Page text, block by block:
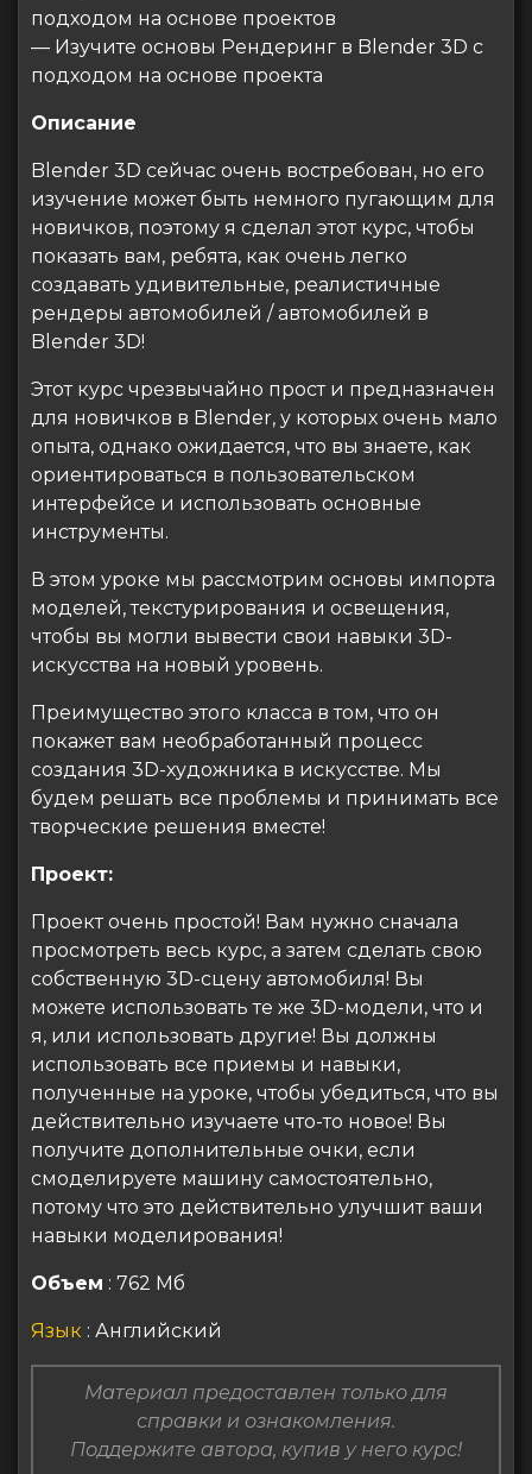
подходом на основе проектов
— Изучите основы Рендеринг в Blender 3D с
подходом на основе проекта
Описание
Blender 3D сейчас очень востребован, но его
изучение может быть немного пугающим для
новичков, поэтому я сделал этот курс, чтобы
показать вам, ребята, как очень легко
создавать удивительные, реалистичные
рендеры автомобилей / автомобилей в
Blender 3D!
Этот курс чрезвычайно прост и предназначен
для новичков в Blender, у которых очень мало
опыта, однако ожидается, что вы знаете, как
ориентироваться в пользовательском
интерфейсе и использовать основные
инструменты.
В этом уроке мы рассмотрим основы импорта
моделей, текстурирования и освещения,
чтобы вы могли вывести свои навыки 3D-
искусства на новый уровень.
Преимущество этого класса в том, что он
покажет вам необработанный процесс
создания 3D-художника в искусстве. Мы
будем решать все проблемы и принимать все
творческие решения вместе!
Проект:
Проект очень простой! Вам нужно сначала
просмотреть весь курс, а затем сделать свою
собственную 3D-сцену автомобиля! Вы
можете использовать те же 3D-модели, что и
я, или использовать другие! Вы должны
использовать все приемы и навыки,
полученные на уроке, чтобы убедиться, что вы
действительно изучаете что-то новое! Вы
получите дополнительные очки, если
смоделируете машину самостоятельно,
потому что это действительно улучшит ваши
навыки моделирования!
Объем : 762 Мб
Язык : Английский
Материал предоставлен только для
справки и ознакомления.
Поддержите автора, купив у него курс!